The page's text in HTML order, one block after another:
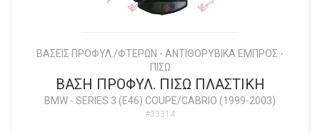
ΒΑΣΕΙΣ ΠΡΟΦΥΛ./ΦΤΕΡΩΝ - ΑΝΤΙΘΟΡΥΒΙΚΑ ΕΜΠΡΟΣ -
ΠΙΣΩ
ΒΑΣΗ ΠΡΟΦΥΛ. ΠΙΣΩ ΠΛΑΣΤΙΚΗ
BMW - SERIES 3 (E46) COUPE/CABRIO (1999-2003)
#33314